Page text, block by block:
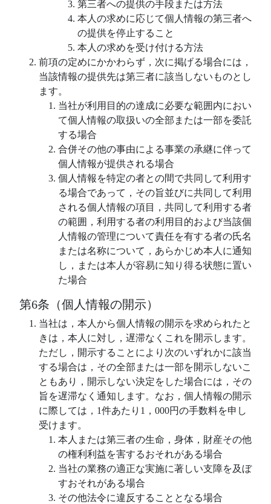
第三者への提供の手段または方法
本人の求めに応じて個人情報の第三者へ
の提供を停止すること
本人の求めを受け付ける方法
前項の定めにかかわらず，次に掲げる場合には，
当該情報の提供先は第三者に該当しないものとし
ます。
当社が利用目的の達成に必要な範囲内におい
て個人情報の取扱いの全部または一部を委託
する場合
合併その他の事由による事業の承継に伴って
個人情報が提供される場合
個人情報を特定の者との間で共同して利用す
る場合であって，その旨並びに共同して利用
される個人情報の項目，共同して利用する者
の範囲，利用する者の利用目的および当該個
人情報の管理について責任を有する者の氏名
または名称について，あらかじめ本人に通知
し，または本人が容易に知り得る状態に置い
た場合
第6条（個人情報の開示）
当社は，本人から個人情報の開示を求められたと
きは，本人に対し，遅滞なくこれを開示します。
ただし，開示することにより次のいずれかに該当
する場合は，その全部または一部を開示しないこ
ともあり，開示しない決定をした場合には，その
旨を遅滞なく通知します。なお，個人情報の開示
に際しては，1件あたり1，000円の手数料を申し
受けます。
本人または第三者の生命，身体，財産その他
の権利利益を害するおそれがある場合
当社の業務の適正な実施に著しい支障を及ぼ
すおそれがある場合
その他法令に違反することとなる場合